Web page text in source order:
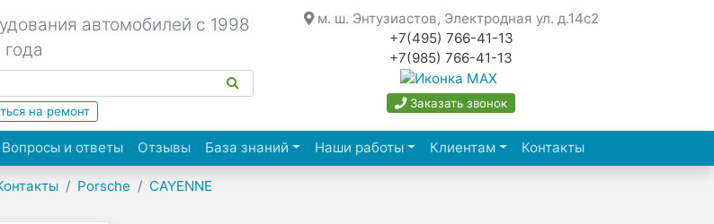
автомобилей с 1998
года
на ремонт
м. ш. Энтузиастов, Электродная ул. д.14с2
+7(495) 766-41-13
+7(985) 766-41-13
Заказать звонок
Вопросы и ответы Отзывы База знаний Наши работы Клиентам Контакты
Porsche CAYENNE